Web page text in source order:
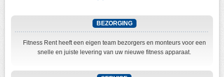
BEZORGING
Fitness Rent heeft een eigen team bezorgers en monteurs voor een
snelle en juiste levering van uw nieuwe fitness apparaat.